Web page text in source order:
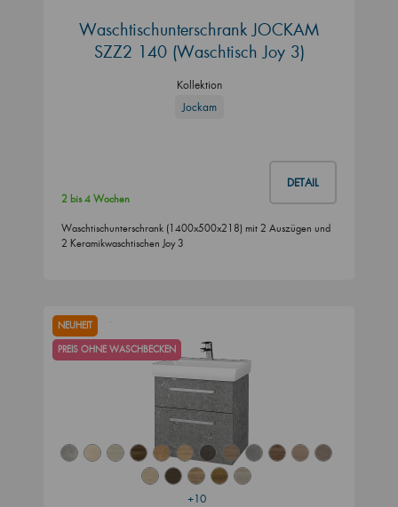
Waschtischunterschrank JOCKAM
SZZ2 140 (Waschtisch Joy 3)
Kollektion
Jockam
DETAIL
2 bis 4 Wochen
Waschtischunterschrank (1400x500x218) mit 2 Auszügen und
2 Keramikwaschtischen Joy 3
+10
NEUHEIT
PREIS OHNE WASCHBECKEN